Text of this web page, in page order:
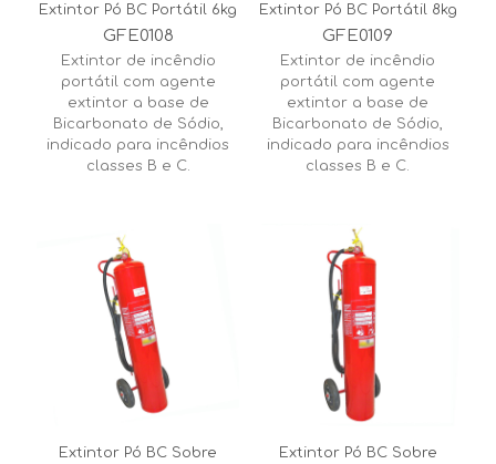
Extintor Pó BC Portátil 6kg
GFE0108
Extintor de incêndio
portátil com agente
extintor a base de
Bicarbonato de Sódio,
indicado para incêndios
classes B e C.
Extintor Pó BC Portátil 8kg
GFE0109
Extintor de incêndio
portátil com agente
extintor a base de
Bicarbonato de Sódio,
indicado para incêndios
classes B e C.
Extintor Pó BC Sobre
Extintor Pó BC Sobre